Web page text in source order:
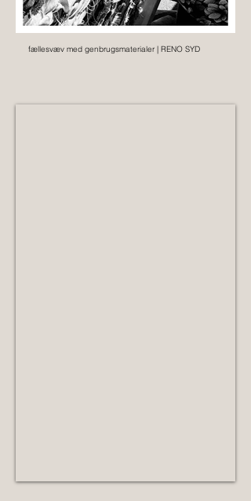
fællesvæv med genbrugsmaterialer | RENO SYD